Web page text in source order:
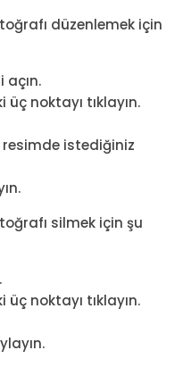
düzenlemek için
açın.
üç noktayı tıklayın.
resimde istediğiniz
silmek için şu
üç noktayı tıklayın.